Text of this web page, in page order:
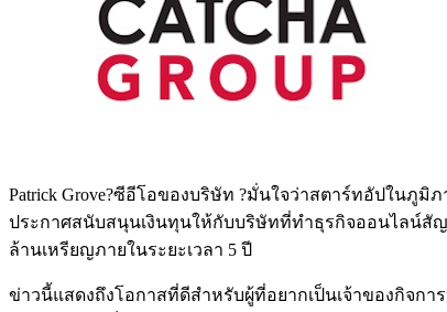
Patrick Grove?ซีอีโอของบริษัท ?มั่นใจว่าสตาร์ทอัปในภู
ประกาศสนับสนุนเงินทุนให้กับบริษัทที่ทำธุรกิจออนไลน์สัญช
ล้านเหรียญภายในระยะเวลา 5 ปี
ข่าวนี้แสดงถึงโอกาสที่ดีสำหรับผู้ที่อยากเป็นเจ้าของกิจกา